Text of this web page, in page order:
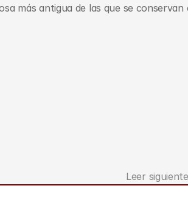
más antigua de las que se conservan
Leer